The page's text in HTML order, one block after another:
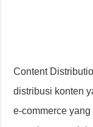
Content
distribusi konten
e-commerce